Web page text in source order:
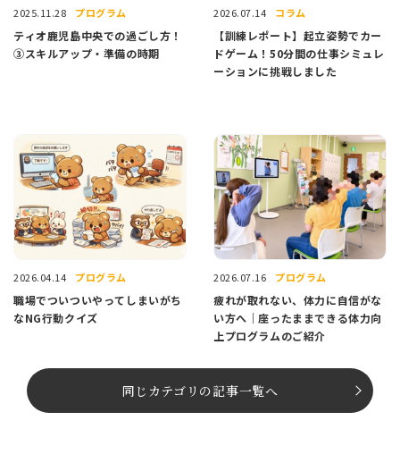
2025.11.28 プログラム
ティオ鹿児島中央での過ごし方！
③スキルアップ・準備の時期
2026.07.14 コラム
【訓練レポート】起立姿勢でカー
ドゲーム！50分間の仕事シミュレ
ーションに挑戦しました
2026.04.14 プログラム
職場でついついやってしまいがち
なNG行動クイズ
2026.07.16 プログラム
疲れが取れない、体力に自信がな
い方へ｜座ったままできる体力向
上プログラムのご紹介
同じカテゴリの記事⼀覧へ